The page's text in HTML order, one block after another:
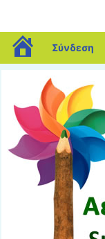
blogs.sch.gr
Σύνδεση